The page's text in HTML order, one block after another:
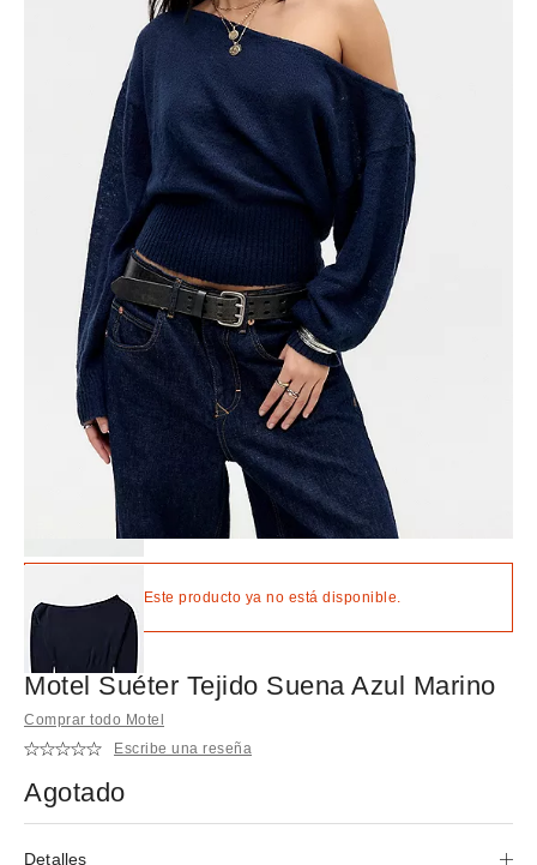
Lo sentimos. Este producto ya no está disponible.
Motel Suéter Tejido Suena Azul Marino
Comprar todo Motel
Escribe una reseña
Agotado
Detalles